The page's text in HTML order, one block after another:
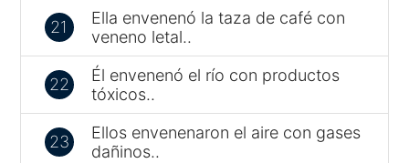
21
Ella envenenó la taza de café con
veneno letal..
22
Él envenenó el río con productos
tóxicos..
23
Ellos envenenaron el aire con gases
dañinos..